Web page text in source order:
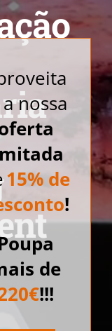
nossa
15% de
!
de
!!!